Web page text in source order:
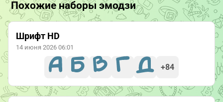
Похожие наборы эмодзи
Шрифт HD
14 июня 2026 06:01
+84